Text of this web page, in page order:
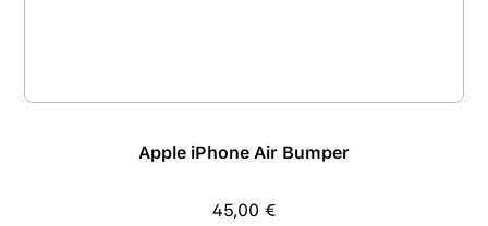
Apple iPhone Air Bumper
Regulärer Preis:
45,00 €